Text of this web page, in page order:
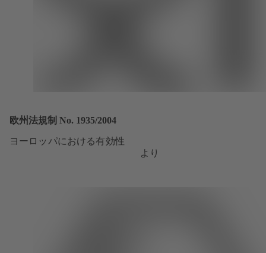
欧州法規制 No. 1935/2004
ヨーロッパにおける有効性
より